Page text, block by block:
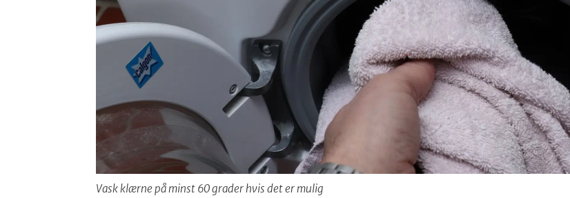
Vask klærne på minst 60 grader hvis det er mulig